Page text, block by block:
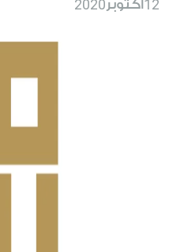
12أكتوبر 2020